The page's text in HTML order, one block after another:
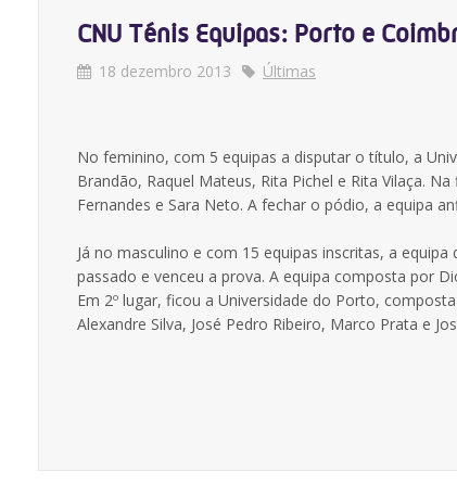
CNU Ténis Equipas: Porto e
18 dezembro 2013 Últimas
No feminino, com 5 equipas a disputar o título, a
Brandão, Raquel Mateus, Rita Pichel e Rita Vilaça.
Fernandes e Sara Neto. A fechar o pódio, a equipa
Já no masculino e com 15 equipas inscritas, a
passado e venceu a prova. A equipa composta por
Em 2º lugar, ficou a Universidade do Porto,
Alexandre Silva, José Pedro Ribeiro, Marco Prata e